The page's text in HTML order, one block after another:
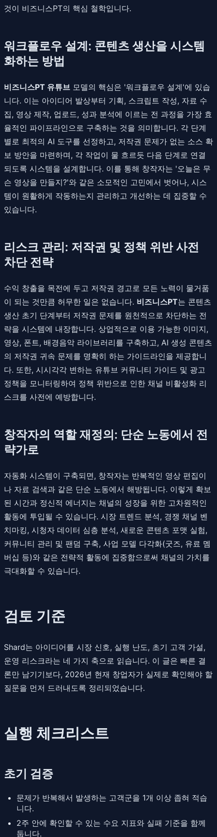
것이 비즈니스PT의 핵심 철학입니다.
워크플로우 설계: 콘텐츠 생산을 시스템
화하는 방법
비즈니스PT 유튜브 모델의 핵심은 '워크플로우 설계'에 있습
니다. 이는 아이디어 발상부터 기획, 스크립트 작성, 자료 수
집, 영상 제작, 업로드, 성과 분석에 이르는 전 과정을 가장 효
율적인 파이프라인으로 구축하는 것을 의미합니다. 각 단계
별로 최적의 AI 도구를 선정하고, 저작권 문제가 없는 소스 확
보 방안을 마련하며, 각 작업이 물 흐르듯 다음 단계로 연결
되도록 시스템을 설계합니다. 이를 통해 창작자는 '오늘은 무
슨 영상을 만들지?'와 같은 소모적인 고민에서 벗어나, 시스
템이 원활하게 작동하는지 관리하고 개선하는 데 집중할 수
있습니다.
리스크 관리: 저작권 및 정책 위반 사전
차단 전략
수익 창출을 목전에 두고 저작권 경고로 모든 노력이 물거품
이 되는 것만큼 허무한 일은 없습니다. 비즈니스PT는 콘텐츠
생산 초기 단계부터 저작권 문제를 원천적으로 차단하는 전
략을 시스템에 내장합니다. 상업적으로 이용 가능한 이미지,
영상, 폰트, 배경음악 라이브러리를 구축하고, AI 생성 콘텐츠
의 저작권 귀속 문제를 명확히 하는 가이드라인을 제공합니
다. 또한, 시시각각 변하는 유튜브 커뮤니티 가이드 및 광고
정책을 모니터링하여 정책 위반으로 인한 채널 비활성화 리
스크를 사전에 예방합니다.
창작자의 역할 재정의: 단순 노동에서 전
략가로
자동화 시스템이 구축되면, 창작자는 반복적인 영상 편집이
나 자료 검색과 같은 단순 노동에서 해방됩니다. 이렇게 확보
된 시간과 정신적 에너지는 채널의 성장을 위한 고차원적인
활동에 투입될 수 있습니다. 시장 트렌드 분석, 경쟁 채널 벤
치마킹, 시청자 데이터 심층 분석, 새로운 콘텐츠 포맷 실험,
커뮤니티 관리 및 팬덤 구축, 사업 모델 다각화(굿즈, 유료 멤
버십 등)와 같은 전략적 활동에 집중함으로써 채널의 가치를
극대화할 수 있습니다.
검토 기준
Shard는 아이디어를 시장 신호, 실행 난도, 초기 고객 가설,
운영 리스크라는 네 가지 축으로 읽습니다. 이 글은 빠른 결
론만 남기기보다, 2026년 현재 창업자가 실제로 확인해야 할
질문을 먼저 드러내도록 정리되었습니다.
실행 체크리스트
초기 검증
문제가 반복해서 발생하는 고객군을 1개 이상 좁혀 적습
니다.
2주 안에 확인할 수 있는 수요 지표와 실패 기준을 함께
둡니다.